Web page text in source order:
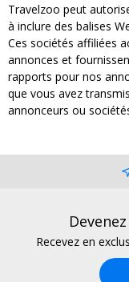
Travelzoo peut
à inclure des balises
Ces sociétés affiliées
annonces et
rapports pour nos
que vous avez
annonceurs ou
Recevez en